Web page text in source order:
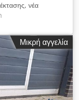
νέα
~ 250 kg με
#-#-#-#-#-#-#-#-#-
από:
800x3000mm
των εγκάρσιων
βάσης 8x
4x ράφια
Μικρή αγγελία